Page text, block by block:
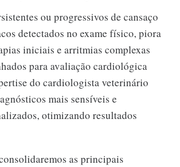
ou progressivos de cansaço
detectados no exame físico, piora
iniciais e arritmias complexas
para avaliação cardiológica
do cardiologista veterinário
mais sensíveis e
otimizando resultados
as principais